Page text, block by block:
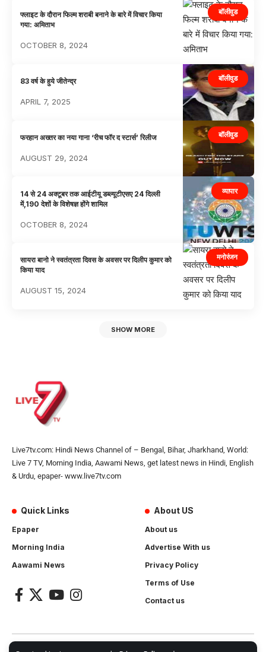
बॉलीवुड
फ्लाइट के दौरान फिल्म शराबी बनाने के बारे में विचार किया
गया: अमिताभ
OCTOBER 8, 2024
बॉलीवुड
83 वर्ष के हुये जीतेन्द्र
APRIL 7, 2025
बॉलीवुड
फरहान अख्तर का नया गाना ‘रीच फॉर द स्टार्स’ रिलीज
AUGUST 29, 2024
व्यापार
14 से 24 अक्टूबर तक आईटीयू डब्ल्यूटीएसए 24 दिल्ली
में,190 देशों के विशेषज्ञ होंगे शामिल
OCTOBER 8, 2024
मनोरंजन
सायरा बानो ने स्वतंत्रता दिवस के अवसर पर दिलीप कुमार को
किया याद
AUGUST 15, 2024
SHOW MORE
Live7tv.com: Hindi News Channel of – Bengal, Bihar, Jharkhand, World:
Live 7 TV, Morning India, Aawami News, get latest news in Hindi, English
& Urdu, epaper- www.live7tv.com
Quick Links
Epaper
Morning India
Aawami News
About US
About us
Advertise With us
Privacy Policy
Terms of Use
Contact us